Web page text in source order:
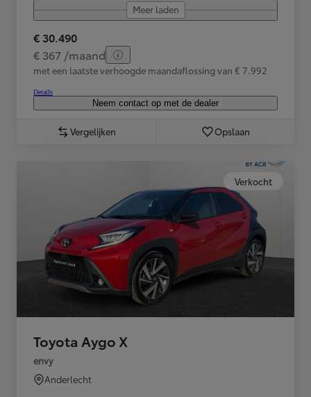
Meer laden
€ 30.490
€ 367 /maand
met een laatste verhoogde maandaflossing van € 7.992
Details
Neem contact op met de dealer
Vergelijken Opslaan
Verkocht
Toyota Aygo X
envy
Anderlecht